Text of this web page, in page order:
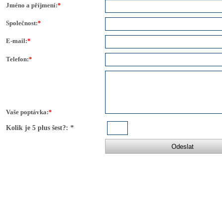
Jméno a příjmení:*
Společnost:*
E-mail:*
Telefon:*
Vaše poptávka:*
Kolik je 5 plus šest?: *